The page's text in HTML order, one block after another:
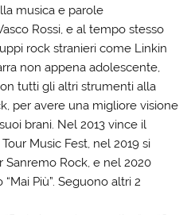
musica e parole
Rossi, e al tempo stesso
rock stranieri come Linkin
non appena adolescente,
tutti gli altri strumenti alla
per avere una migliore visione
brani. Nel 2013 vince il
Music Fest, nel 2019 si
Sanremo Rock, e nel 2020
Più”. Seguono altri 2